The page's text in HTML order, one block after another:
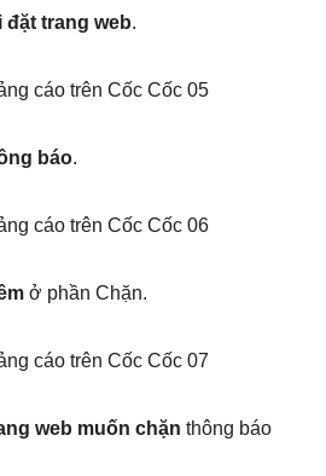
đặt trang web.
báo.
ở phần Chặn.
web muốn chặn thông báo